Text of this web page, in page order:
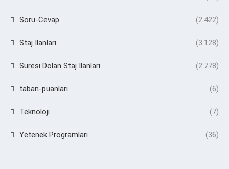
Soru-Cevap (2.422)
Staj İlanları (3.128)
Süresi Dolan Staj İlanları (2.778)
taban-puanlari (6)
Teknoloji (7)
Yetenek Programları (36)